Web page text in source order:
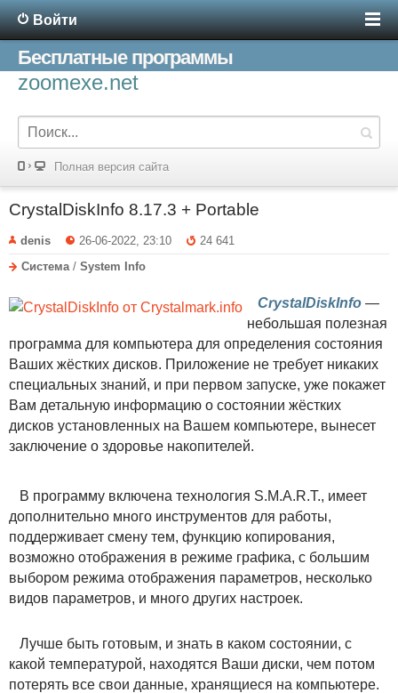
Войти
Бесплатные программы
zoomexe.net
Полная версия сайта
CrystalDiskInfo 8.17.3 + Portable
denis 26-06-2022, 23:10
24 641
Система / System Info
CrystalDiskInfo —
небольшая полезная
программа для компьютера для определения состояния
Ваших жёстких дисков. Приложение не требует никаких
специальных знаний, и при первом запуске, уже покажет
Вам детальную информацию о состоянии жёстких
дисков установленных на Вашем компьютере, вынесет
заключение о здоровье накопителей.
В программу включена технология S.M.A.R.T., имеет
дополнительно много инструментов для работы,
поддерживает смену тем, функцию копирования,
возможно отображения в режиме графика, с большим
выбором режима отображения параметров, несколько
видов параметров, и много других настроек.
Лучше быть готовым, и знать в каком состоянии, с
какой температурой, находятся Ваши диски, чем потом
потерять все свои данные, хранящиеся на компьютере.